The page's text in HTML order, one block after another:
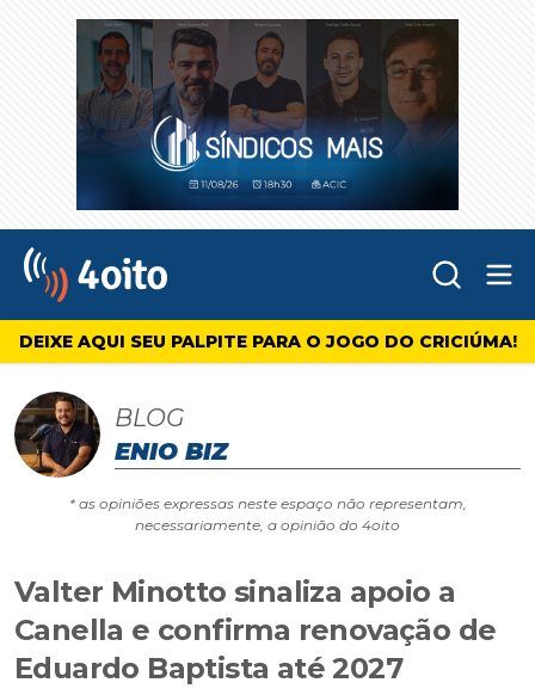
4oito
DEIXE AQUI SEU PALPITE PARA O JOGO DO CRICIÚMA!
BLOG
ENIO BIZ
* as opiniões expressas neste espaço não representam,
necessariamente, a opinião do 4oito
Valter Minotto sinaliza apoio a
Canella e confirma renovação de
Eduardo Baptista até 2027